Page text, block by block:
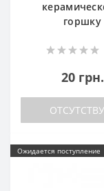
горшку
20 грн.
Ожидается поступление